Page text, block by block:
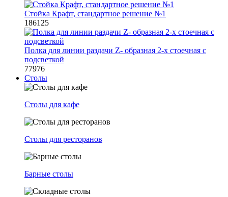
Стойка Крафт, стандартное решение №1
186125
Полка для линии раздачи Z- образная 2-х стоечная с
подсветкой
77976
Столы
Столы для кафе
Столы для ресторанов
Барные столы